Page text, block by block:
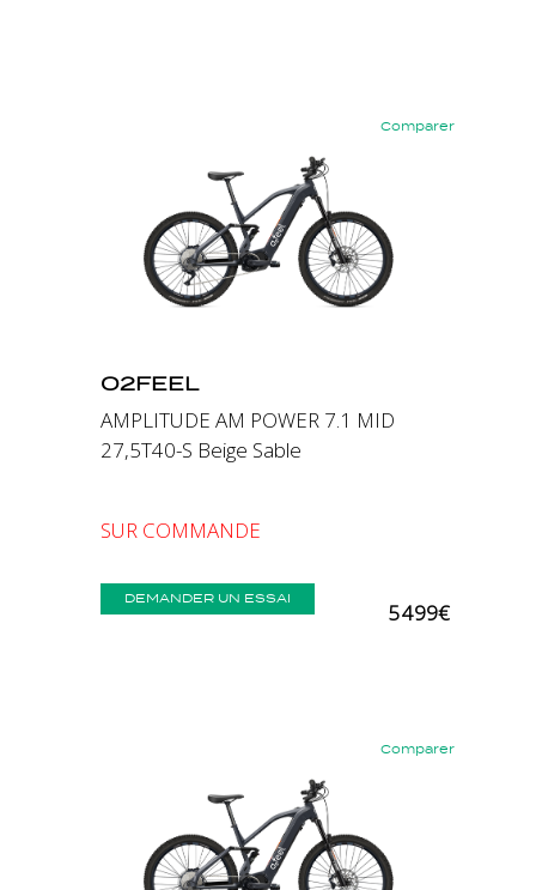
Comparer
Précédent
O2FEEL
AMPLITUDE AM POWER 7.1 MID
27,5T40-S Beige Sable
SUR COMMANDE
DEMANDER UN ESSAI
5 499€
Comparer
Précédent